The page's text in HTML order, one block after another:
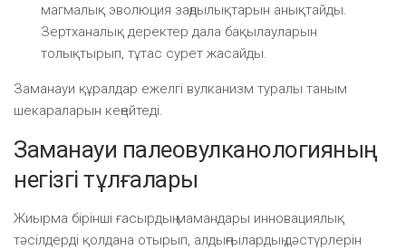
магмалық эволюция заңдылықтарын анықтайды.
Зертханалық деректер дала бақылауларын
толықтырып, тұтас сурет жасайды.
Заманауи құралдар ежелгі вулканизм туралы таным
шекараларын кеңейтеді.
Заманауи палеовулканологияның
негізгі тұлғалары
Жиырма бірінші ғасырдың мамандары инновациялық
тәсілдерді қолдана отырып, алдыңғылардың дәстүрлерін